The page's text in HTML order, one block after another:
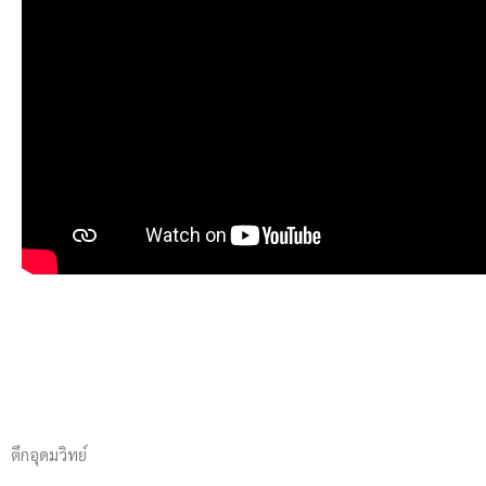
ตึกอุดมวิทย์